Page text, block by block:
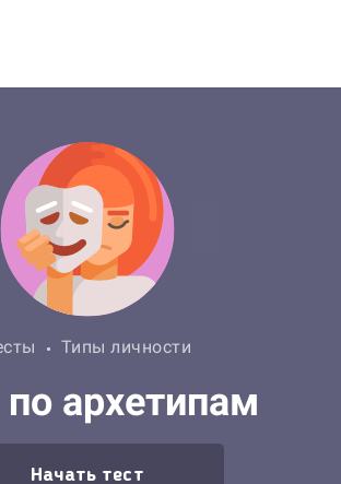
Типы личности
по архетипам
Начать тест